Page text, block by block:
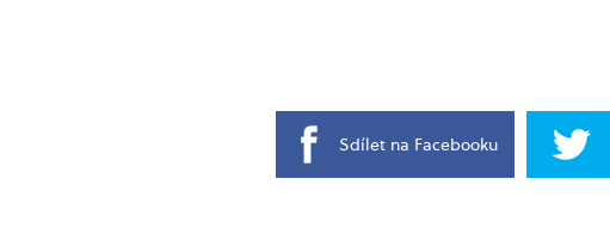
Sdílet na Facebooku